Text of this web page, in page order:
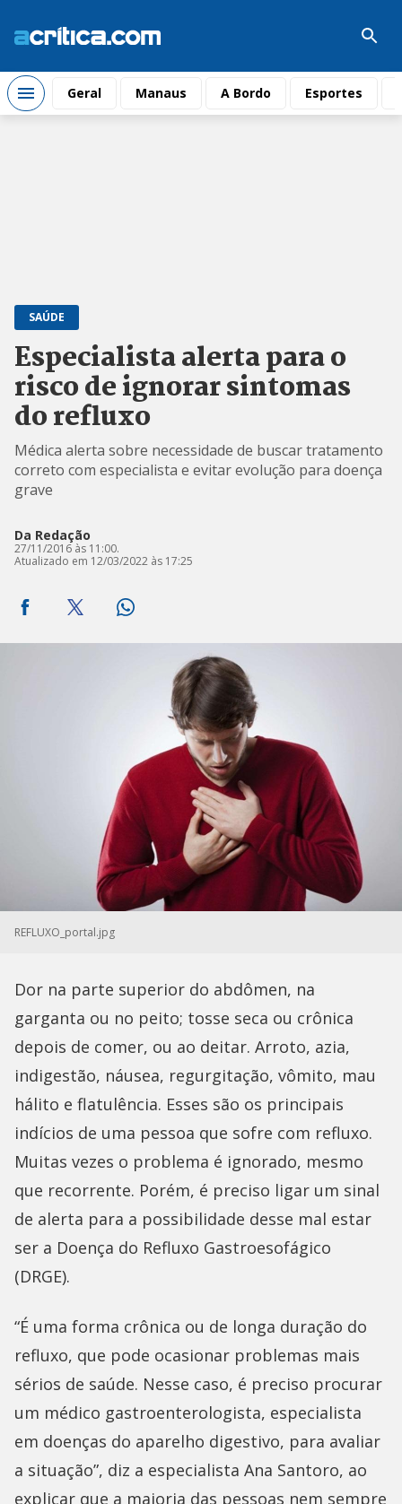
Geral Manaus A Bordo Esportes
SAÚDE
Especialista alerta para o
risco de ignorar sintomas
do refluxo
Médica alerta sobre necessidade de buscar tratamento
correto com especialista e evitar evolução para doença
grave
Da Redação
27/11/2016 às 11:00.
Atualizado em 12/03/2022 às 17:25
REFLUXO_portal.jpg
Dor na parte superior do abdômen, na
garganta ou no peito; tosse seca ou crônica
depois de comer, ou ao deitar. Arroto, azia,
indigestão, náusea, regurgitação, vômito, mau
hálito e flatulência. Esses são os principais
indícios de uma pessoa que sofre com refluxo.
Muitas vezes o problema é ignorado, mesmo
que recorrente. Porém, é preciso ligar um sinal
de alerta para a possibilidade desse mal estar
ser a Doença do Refluxo Gastroesofágico
(DRGE).
“É uma forma crônica ou de longa duração do
refluxo, que pode ocasionar problemas mais
sérios de saúde. Nesse caso, é preciso procurar
um médico gastroenterologista, especialista
em doenças do aparelho digestivo, para avaliar
a situação”, diz a especialista Ana Santoro, ao
explicar que a maioria das pessoas nem sempre